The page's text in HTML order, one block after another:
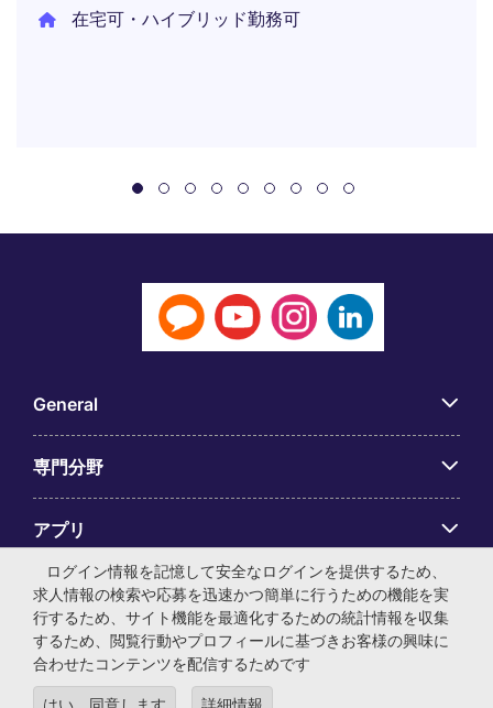
在宅可・ハイブリッド勤務可
General
専門分野
アプリ
Employer Centre
ログイン情報を記憶して安全なログインを提供するため、
求人情報の検索や応募を迅速かつ簡単に行うための機能を実
行するため、サイト機能を最適化するための統計情報を収集
するため、閲覧行動やプロフィールに基づきお客様の興味に
合わせたコンテンツを配信するためです
はい、同意します 詳細情報